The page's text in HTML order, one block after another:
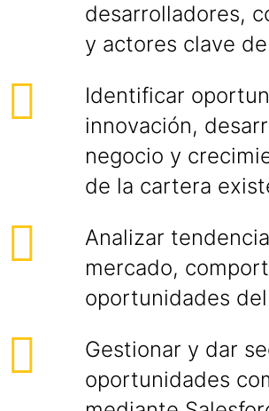
desarrolladores,
y actores clave
Identificar
innovación,
negocio y
de la cartera
Analizar
mercado,
oportunidades
Gestionar y dar
oportunidades